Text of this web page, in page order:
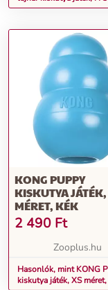
KONG PUPPY
KISKUTYA JÁTÉK,
MÉRET, KÉK
2 490 Ft
Zooplus.hu
Hasonlók, mint KONG
kiskutya játék, XS